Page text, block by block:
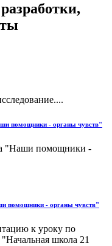
помощники - органы чувств"
"Наши помощники -
помощники - органы чувств"
к уроку по
школа 21